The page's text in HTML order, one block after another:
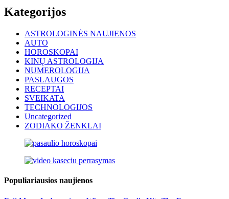
Kategorijos
ASTROLOGINĖS NAUJIENOS
AUTO
HOROSKOPAI
KINŲ ASTROLOGIJA
NUMEROLOGIJA
PASLAUGOS
RECEPTAI
SVEIKATA
TECHNOLOGIJOS
Uncategorized
ZODIAKO ŽENKLAI
Populiariausios naujienos